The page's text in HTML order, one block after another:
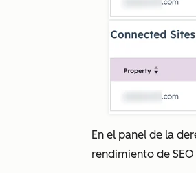
En el panel de la
rendimiento de